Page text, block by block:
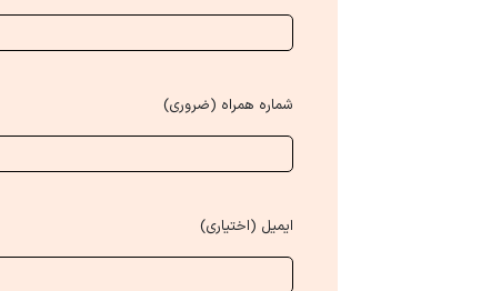
شماره همراه (ضروری)
ایمیل (اختیاری)